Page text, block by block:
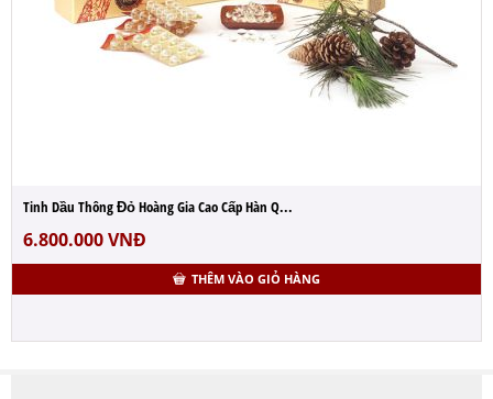
Tinh Dầu Thông Đỏ Hoàng Gia Cao Cấp Hàn Q...
6.800.000VNĐ
THÊM VÀO GIỎ HÀNG